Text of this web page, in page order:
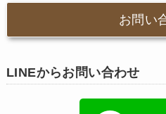
お問い
LINEからお問い合わせ